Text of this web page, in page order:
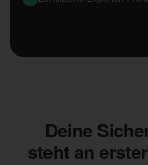
Deine
steht an